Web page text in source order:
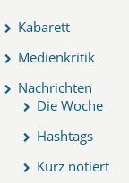
Kabarett
Medienkritik
Nachrichten
Die Woche
Hashtags
Kurz notiert